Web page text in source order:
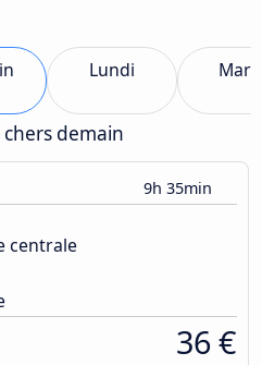
Lundi
demain
9h 35min
centrale
36 €